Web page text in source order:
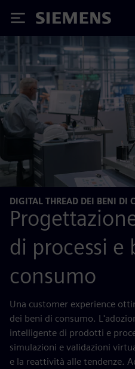
Siemens
DIGITAL THREAD DEI BENI DI
di processi e
consumo
Una customer experience
dei beni di consumo.
intelligente di prodotti e
simulazioni e validazioni
e la reattività alle tendenze.